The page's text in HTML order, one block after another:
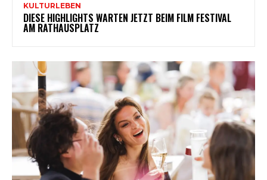
KULTURLEBEN
DIESE HIGHLIGHTS WARTEN JETZT BEIM FILM FESTIVAL
AM RATHAUSPLATZ